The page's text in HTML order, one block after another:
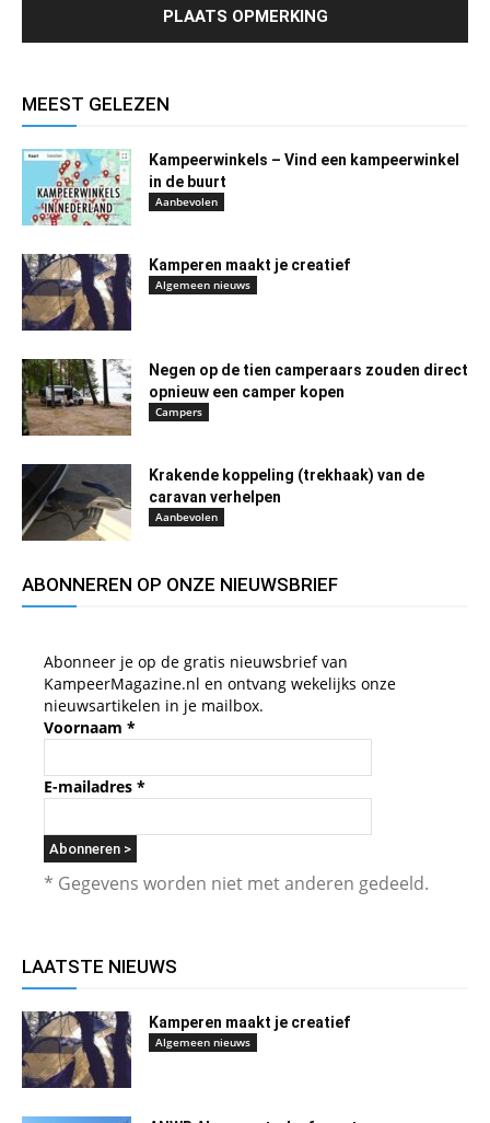
MEEST GELEZEN
Kampeerwinkels – Vind een kampeerwinkel
in de buurt
Aanbevolen
Kamperen maakt je creatief
Algemeen nieuws
Negen op de tien camperaars zouden direct
opnieuw een camper kopen
Campers
Krakende koppeling (trekhaak) van de
caravan verhelpen
Aanbevolen
ABONNEREN OP ONZE NIEUWSBRIEF
Abonneer je op de gratis nieuwsbrief van
KampeerMagazine.nl en ontvang wekelijks onze
nieuwsartikelen in je mailbox.
Voornaam *
E-mailadres *
* Gegevens worden niet met anderen gedeeld.
LAATSTE NIEUWS
Kamperen maakt je creatief
Algemeen nieuws